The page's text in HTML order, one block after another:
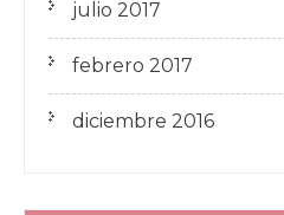
julio 2017
febrero 2017
diciembre 2016